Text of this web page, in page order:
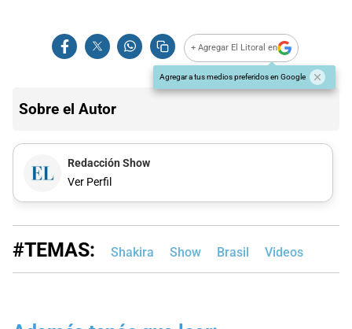
+ Agregar El Litoral en
Agregar a tus medios preferidos en Google
Sobre el Autor
Redacción Show
Ver Perfil
#TEMAS: Shakira Show Brasil Videos